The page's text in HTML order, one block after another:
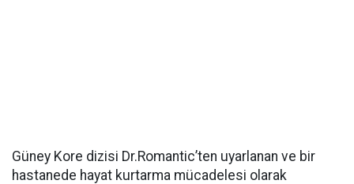
Güney Kore dizisi Dr.Romantic’ten uyarlanan ve bir
hastanede hayat kurtarma mücadelesi olarak